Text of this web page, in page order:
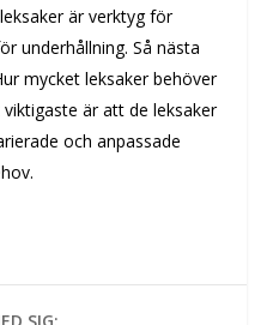
är verktyg för
underhållning. Så nästa
mycket leksaker behöver
är att de leksaker
och anpassade
SIG: